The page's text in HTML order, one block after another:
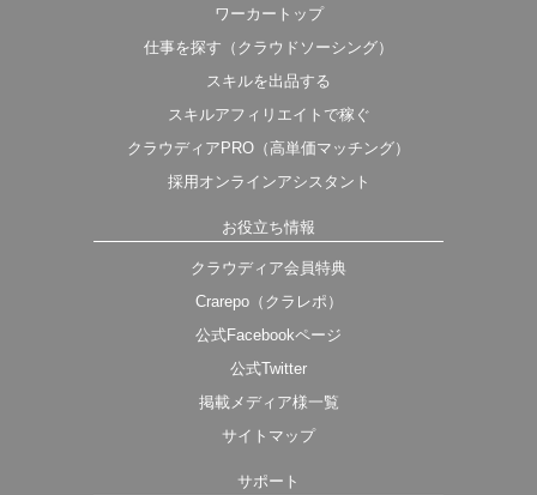
ワーカートップ
仕事を探す（クラウドソーシング）
スキルを出品する
スキルアフィリエイトで稼ぐ
クラウディアPRO（高単価マッチング）
採用オンラインアシスタント
お役立ち情報
クラウディア会員特典
Crarepo（クラレポ）
公式Facebookページ
公式Twitter
掲載メディア様一覧
サイトマップ
サポート